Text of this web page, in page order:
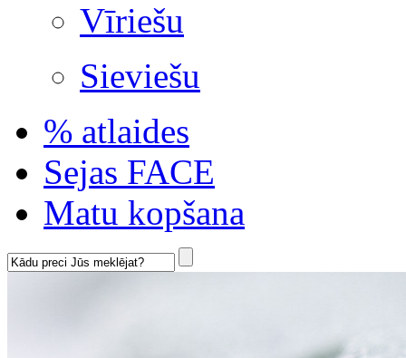
Vīriešu
Sieviešu
% atlaides
Sejas FACE
Matu kopšana